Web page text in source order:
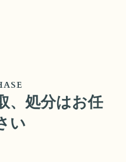
、処分はお任
い